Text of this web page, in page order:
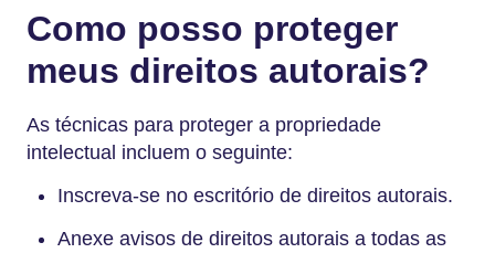
Como posso proteger
meus direitos autorais?
As técnicas para proteger a propriedade
intelectual incluem o seguinte:
Inscreva-se no escritório de direitos autorais.
Anexe avisos de direitos autorais a todas as